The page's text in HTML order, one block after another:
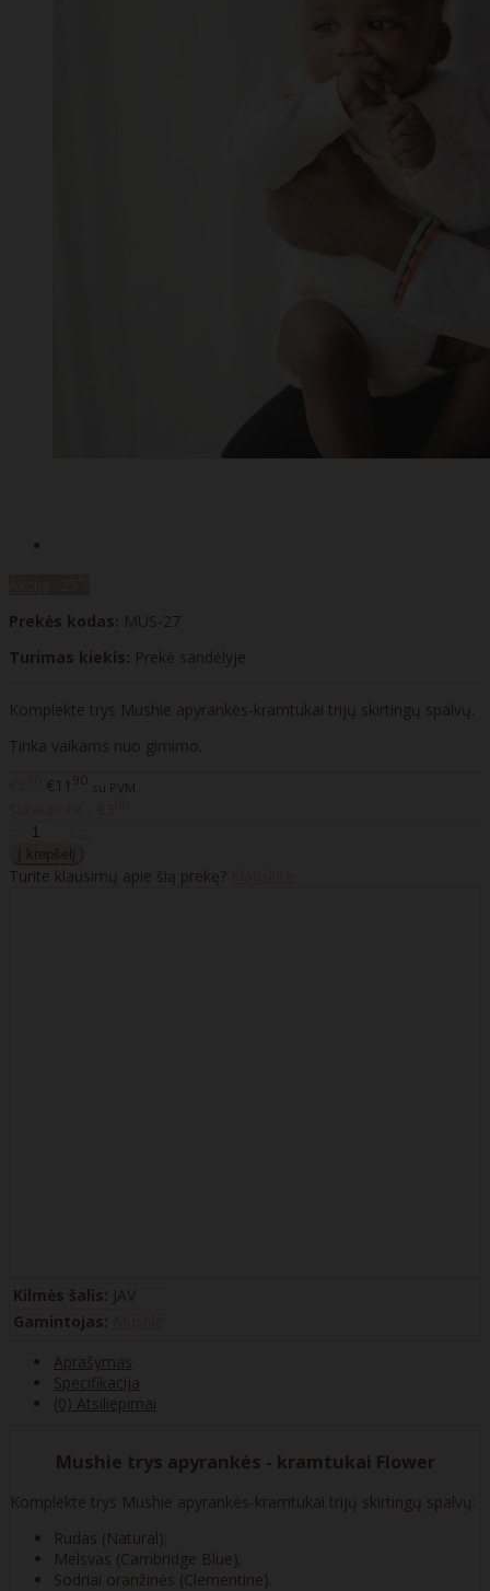
Prekės kodas: MUS-27
Turimas kiekis: Prekė sandėlyje
Komplekte trys Mushie apyrankės-kramtukai trijų skirtingų spalvų.
Tinka vaikams nuo gimimo.
€11 90 su PVM
Turite klausimų apie šią prekę?
Kilmės šalis: JAV
Gamintojas:
Aprašymas
Specifikacija
(0) Atsiliepimai
Mushie trys apyrankės - kramtukai Flower
Komplekte trys Mushie apyrankės-kramtukai trijų skirtingų spalvų:
Rudas (Natural);
Melsvas (Cambridge Blue);
Sodriai oranžinės (Clementine).